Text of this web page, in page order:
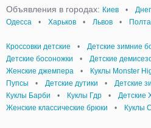
Объявления в городах: Киев •
Одесса
• Харьков • Львов •
Кроссовки детские • Детские зимние
Детские босоножки
• Детские
Женские джемпера
• Куклы Monster
Пупсы
• Детские дутики • Детские
Куклы Барби
• Куклы Гдр • Детские
Женские классические брюки
• Куклы